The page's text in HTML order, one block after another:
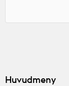
Huvudmeny